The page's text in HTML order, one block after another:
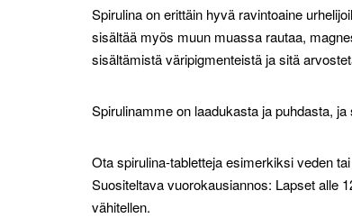
Spirulina on erittäin hyvä ravintoaine
sisältää myös muun muassa rautaa,
sisältämistä väripigmenteistä ja sitä
Spirulinamme on laadukasta ja puhdasta,
Ota spirulina-tabletteja esimerkiksi veden
Suositeltava vuorokausiannos: Lapset alle
vähitellen.